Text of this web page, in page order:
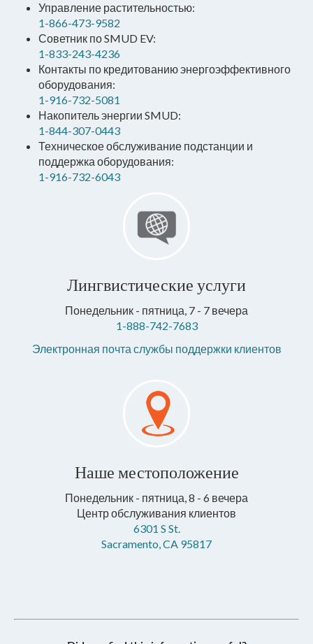
Управление растительностью:
1-866-473-9582
Советник по SMUD EV:
1-833-243-4236
Контакты по кредитованию энергоэффективного
оборудования:
1-916-732-5081
Накопитель энергии SMUD:
1-844-307-0443
Техническое обслуживание подстанции и
поддержка оборудования:
1-916-732-6043
Лингвистические услуги
Понедельник - пятница, 7 - 7 вечера
1-888-742-7683
Электронная почта службы поддержки клиентов
Наше местоположение
Понедельник - пятница, 8 - 6 вечера
Центр обслуживания клиентов
6301 S St.
Sacramento, CA 95817